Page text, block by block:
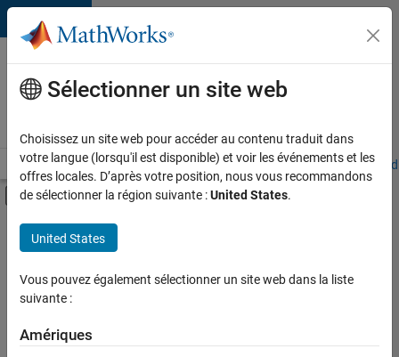
Passer au contenu
Votre
carrière
chez
Accueil Explorer nos opportunités Adresses de nos bureaux
Activer/désactiver l'affichage du menu
Contenu principal
FILTRER PAR
Programme destiné aux nouvelles carrières (EDG)
Technologies de l’information
Ingénierie de la qualité
Sélectionner un site web
Choisissez un site web pour accéder au contenu traduit dans
votre langue (lorsqu'il est disponible) et voir les événements et les
offres locales. D’après votre position, nous vous recommandons
de sélectionner la région suivante :United States.
United States
Vous pouvez également sélectionner un site web dans la liste
suivante :
Amériques